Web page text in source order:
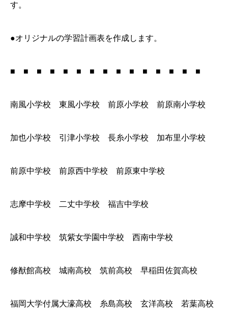
す。
●オリジナルの学習計画表を作成します。
■ ■ ■ ■ ■ ■ ■ ■ ■ ■ ■ ■ ■ ■ ■
南風小学校 東風小学校 前原小学校 前原南小学校
加也小学校 引津小学校 長糸小学校 加布里小学校
前原中学校 前原西中学校 前原東中学校
志摩中学校 二丈中学校 福吉中学校
誠和中学校 筑紫女学園中学校 西南中学校
修猷館高校 城南高校 筑前高校 早稲田佐賀高校
福岡大学付属大濠高校 糸島高校 玄洋高校 若葉高校